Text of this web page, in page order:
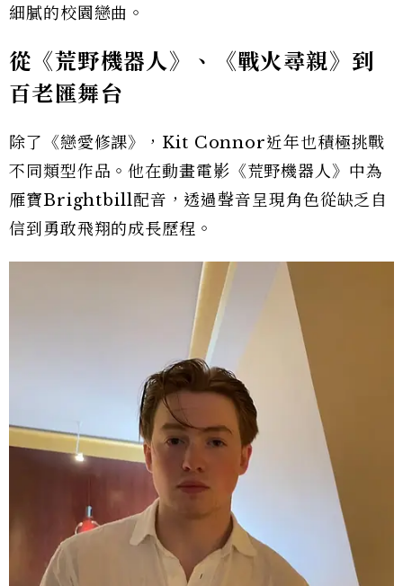
細膩的校園戀曲。
從《荒野機器人》、《戰火尋親》到
百老匯舞台
除了《戀愛修課》，Kit Connor近年也積極挑戰
不同類型作品。他在動畫電影《荒野機器人》中為
雁寶Brightbill配音，透過聲音呈現角色從缺乏自
信到勇敢飛翔的成長歷程。